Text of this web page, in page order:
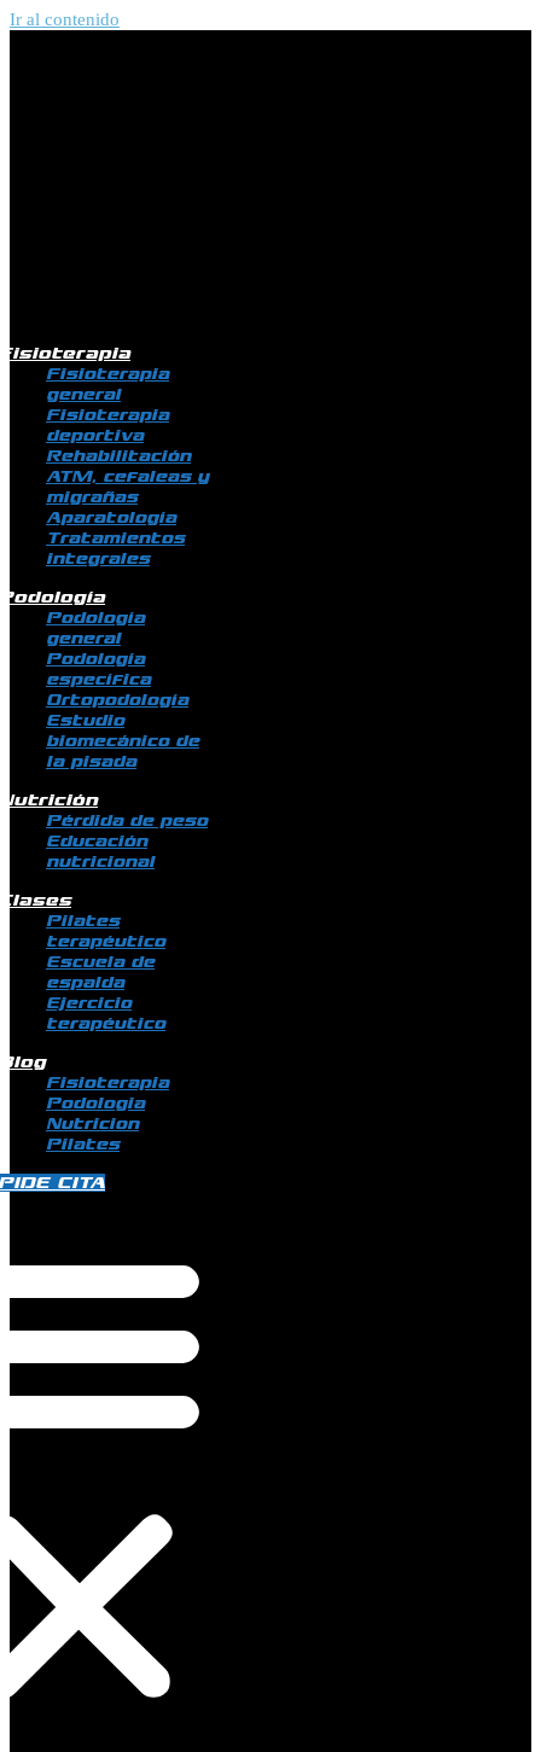
Ir al contenido
Fisioterapia
general
Fisioterapia
deportiva
Rehabilitación
ATM, cefaleas y
migrañas
Aparatología
Tratamientos
integrales
Podología
general
Podología
específica
Ortopodología
Estudio
biomecánico de
la pisada
Pérdida de peso
Educación
nutricional
Pilates
terapéutico
Escuela de
espalda
Ejercicio
terapéutico
Fisioterapia
Podologia
Nutricion
Pilates
CITA